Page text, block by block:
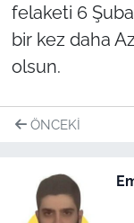
felaketi 6
bir kez daha
olsun.
ÖNCEKI